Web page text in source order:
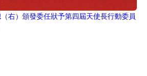
右）頒發委任狀予第四屆天使長行動委員